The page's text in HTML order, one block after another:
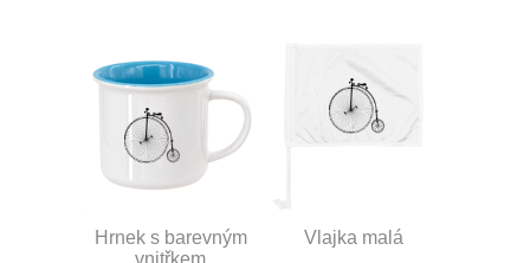
Hrnek s barevným
vnitřkem
Vlajka malá